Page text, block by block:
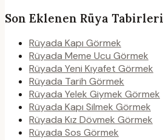
Son Eklenen Rüya Tabirleri
Rüyada Kapı Görmek
Rüyada Meme Ucu Görmek
Rüyada Yeni Kıyafet Görmek
Rüyada Tarih Görmek
Rüyada Yelek Giymek Görmek
Rüyada Kapı Silmek Görmek
Rüyada Kız Dövmek Görmek
Rüyada Sos Görmek